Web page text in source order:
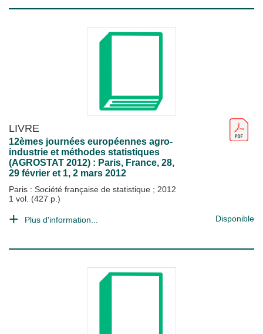
LIVRE
12èmes journées européennes agro-
industrie et méthodes statistiques
(AGROSTAT 2012) : Paris, France, 28,
29 février et 1, 2 mars 2012
Paris : Société française de statistique ; 2012
1 vol. (427 p.)
Plus d'information... Disponible